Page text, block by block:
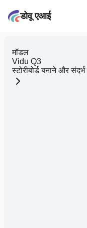
डोवू एआई
मॉडल
Vidu Q3
स्टोरीबोर्ड बनाने और